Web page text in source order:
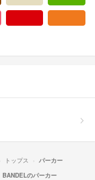
トップス
パーカー
BANDELのパーカー